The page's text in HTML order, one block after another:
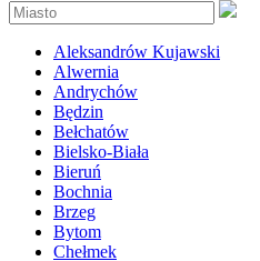
Aleksandrów Kujawski
Alwernia
Andrychów
Będzin
Bełchatów
Bielsko-Biała
Bieruń
Bochnia
Brzeg
Bytom
Chełmek